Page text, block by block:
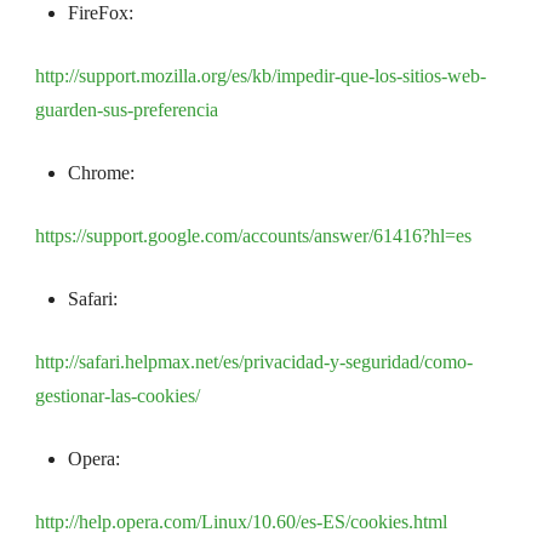
FireFox:
http://support.mozilla.org/es/kb/impedir-que-los-sitios-web-
guarden-sus-preferencia
Chrome:
https://support.google.com/accounts/answer/61416?hl=es
Safari:
http://safari.helpmax.net/es/privacidad-y-seguridad/como-
gestionar-las-cookies/
Opera:
http://help.opera.com/Linux/10.60/es-ES/cookies.html